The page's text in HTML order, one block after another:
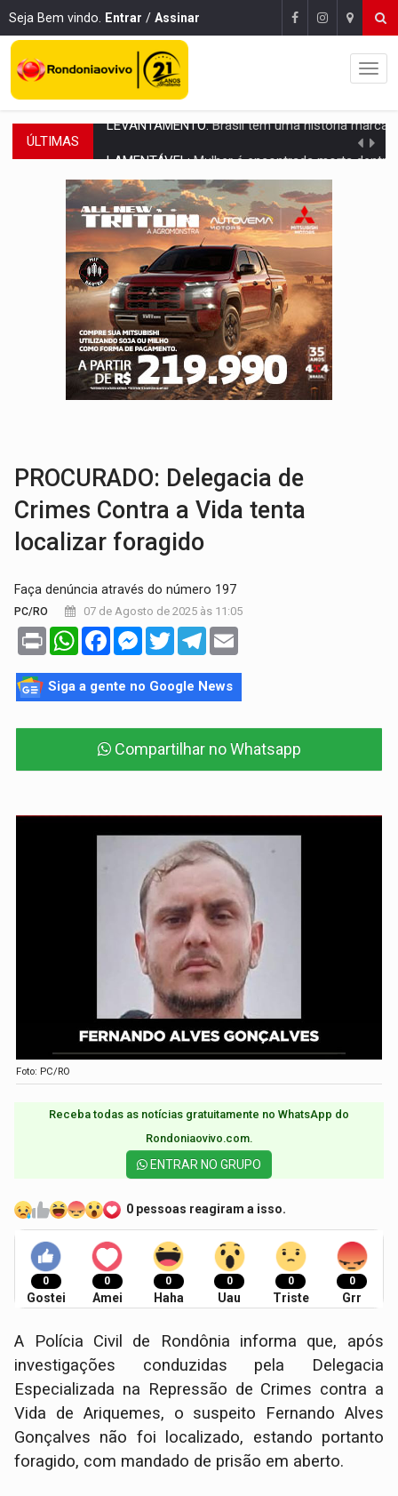
Seja Bem vindo. Entrar / Assinar
ÚLTIMAS Mulher é encontrada morta dentro de residência
'XANDY DO MOTOCROSS':Pai morre em acidente na BR-364 duas semanas após
PESO DO VOTO:Cinco maiores colégios eleitorais concentram 53,7% dos
COLUNA SEMANAL:Largada foi dada e candidatos ao Governo de RO partem
SOB SUSPEITA:Entrega de 286 máquinas em Rondônia coincide com
ARTIGO:Reter até 50% no distrato imobiliário é legal, mas não pode
DO HOSPITAL AO CAMPO:Veja as mais de 200 ações de Marcos
EXPANSÃO:Grupo Nova Era amplia presença em PVH e transforma Aramix
PROCURADO: Delegacia de
Crimes Contra a Vida tenta
localizar foragido
Faça denúncia através do número 197
PC/RO 07 de Agosto de 2025 às 11:05
Print WhatsAppFacebookMessenger
TwitterTelegram
Siga a gente no Google News
Compartilhar no Whatsapp
Foto: PC/RO
Receba todas as notícias gratuitamente no WhatsApp do
Rondoniaovivo.com.​
ENTRAR NO GRUPO
0 pessoas reagiram a isso.
0
Gostei
0
Amei
0
Haha
0
Uau
0
Triste
0
Grr
A Polícia Civil de Rondônia informa que, após
investigações conduzidas pela Delegacia
Especializada na Repressão de Crimes contra a
Vida de Ariquemes, o suspeito Fernando Alves
Gonçalves não foi localizado, estando portanto
foragido, com mandado de prisão em aberto.